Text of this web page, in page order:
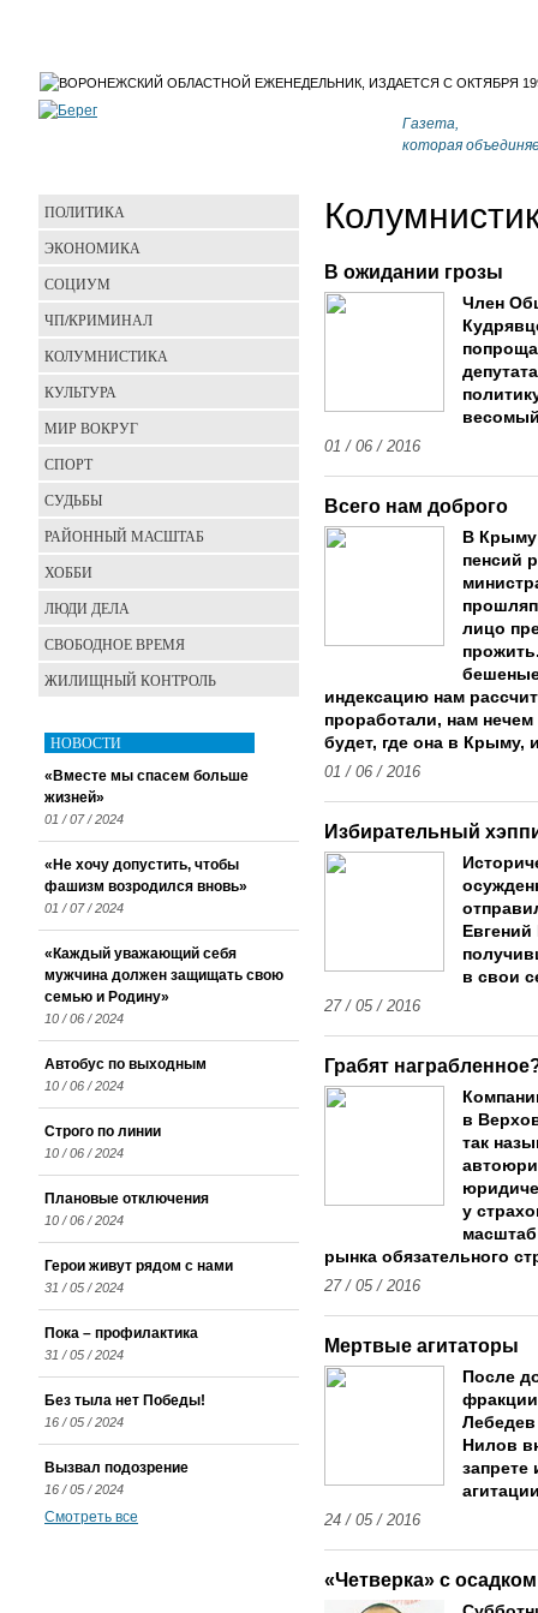
Газета,
которая
В ожидании грозы
Член
01 / 06 / 2016
Всего нам доброго
В Крыму
пенсий
лицо
индексацию нам
проработали, нам
будет, где она в Крыму,
01 / 06 / 2016
Избирательный
в свои
27 / 05 / 2016
Грабят
в
так
у
рынка обязательного
27 / 05 / 2016
Мертвые агитаторы
После
Лебедев
Нилов
24 / 05 / 2016
«Четверка» с осадком
ПОЛИТИКА
ЭКОНОМИКА
СОЦИУМ
ЧП/КРИМИНАЛ
КОЛУМНИСТИКА
КУЛЬТУРА
МИР ВОКРУГ
СПОРТ
СУДЬБЫ
РАЙОННЫЙ МАСШТАБ
ХОББИ
ЛЮДИ ДЕЛА
СВОБОДНОЕ ВРЕМЯ
ЖИЛИЩНЫЙ КОНТРОЛЬ
НОВОСТИ
«Вместе мы спасем больше
жизней»
01 / 07 / 2024
«Не хочу допустить, чтобы
фашизм возродился вновь»
01 / 07 / 2024
«Каждый уважающий себя
мужчина должен защищать свою
семью и Родину»
10 / 06 / 2024
Автобус по выходным
10 / 06 / 2024
Строго по линии
10 / 06 / 2024
Плановые отключения
10 / 06 / 2024
Герои живут рядом с нами
31 / 05 / 2024
Пока – профилактика
31 / 05 / 2024
Без тыла нет Победы!
16 / 05 / 2024
Вызвал подозрение
16 / 05 / 2024
Смотреть все